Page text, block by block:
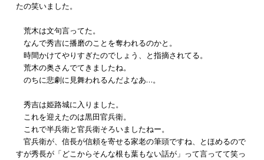
たの笑いました。
荒木は文句言ってた。
なんで秀吉に播磨のことを奪われるのかと。
時間かけてやりすぎたのでしょう、と指摘されてる。
荒木の奥さんでてきましたね。
のちに悲劇に見舞われるんだよなあ…。
秀吉は姫路城に入りました。
これを迎えたのは黒田官兵衛。
これで半兵衛と官兵衛そろいましたねー。
官兵衛が、信長が信頼を寄せる家老の筆頭ですね、とほめるので
すが秀長が「どこからそんな根も葉もない話が」って言ってて笑っ